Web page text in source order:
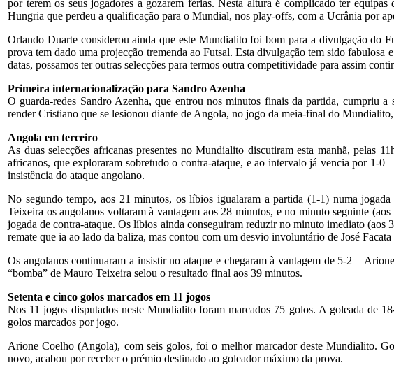
por terem os seus jogadores a gozarem férias. Nesta altura é complicado ter
Hungria que perdeu a qualificação para o Mundial, nos play-offs, com a Ucrânia por
Orlando Duarte considerou ainda que este Mundialito foi bom para a divulgação do
prova tem dado uma projecção tremenda ao Futsal. Esta divulgação tem sido fabulosa
datas, possamos ter outras selecções para termos outra competitividade para assim
Primeira internacionalização para Sandro Azenha
O guarda-redes Sandro Azenha, que entrou nos minutos finais da partida, cumpriu
render Cristiano que se lesionou diante de Angola, no jogo da meia-final do
Angola em terceiro
As duas selecções africanas presentes no Mundialito discutiram esta manhã, pelas
africanos, que exploraram sobretudo o contra-ataque, e ao intervalo já vencia por 1-
insistência do ataque angolano.
No segundo tempo, aos 21 minutos, os líbios igualaram a partida (1-1) numa
Teixeira os angolanos voltaram à vantagem aos 28 minutos, e no minuto seguinte
jogada de contra-ataque. Os líbios ainda conseguiram reduzir no minuto imediato
remate que ia ao lado da baliza, mas contou com um desvio involuntário de José
Os angolanos continuaram a insistir no ataque e chegaram à vantagem de 5-2 –
“bomba” de Mauro Teixeira selou o resultado final aos 39 minutos.
Setenta e cinco golos marcados em 11 jogos
Nos 11 jogos disputados neste Mundialito foram marcados 75 golos. A goleada de
golos marcados por jogo.
Arione Coelho (Angola), com seis golos, foi o melhor marcador deste Mundialito.
novo, acabou por receber o prémio destinado ao goleador máximo da prova.